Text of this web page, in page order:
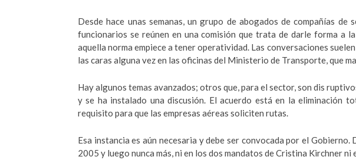
Desde hace unas semanas, un grupo de abogados de compañías de
funcionarios se reúnen en una comisión que trata de darle forma a
aquella norma empiece a tener operatividad. Las conversaciones
las caras alguna vez en las oficinas del Ministerio de Transporte, que
Hay algunos temas avanzados; otros que, para el sector, son dis
y se ha instalado una discusión. El acuerdo está en la eliminación
requisito para que las empresas aéreas soliciten rutas.
Esa instancia es aún necesaria y debe ser convocada por el Gobierno.
2005 y luego nunca más, ni en los dos mandatos de Cristina Kirchner